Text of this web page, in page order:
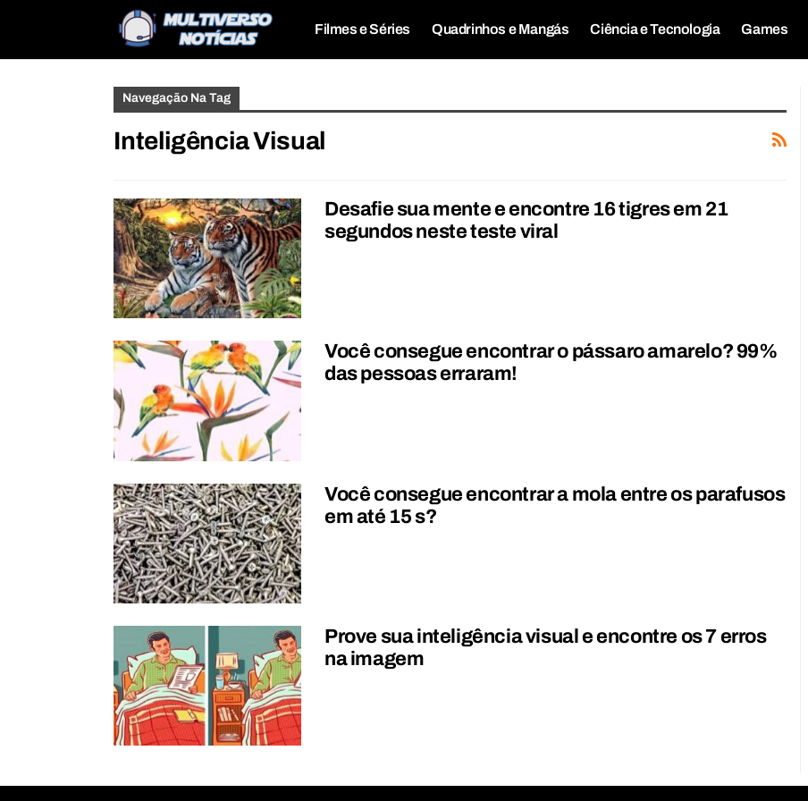
Filmes e Séries Quadrinhos e Mangás Ciência e Tecnologia Games
Navegação Na Tag
Inteligência Visual
Desafie sua mente e encontre 16 tigres em 21
segundos neste teste viral
Você consegue encontrar o pássaro amarelo? 99%
das pessoas erraram!
Você consegue encontrar a mola entre os parafusos
em até 15 s?
Prove sua inteligência visual e encontre os 7 erros
na imagem